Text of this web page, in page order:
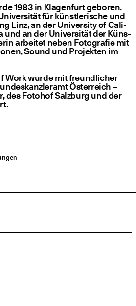
1983 in Kla­gen­furt gebo­ren.
für künst­le­ri­sche und
Linz, an der Uni­ver­si­ty of Cali­
und an der Uni­ver­si­tät der Küns­
arbei­tet neben Foto­gra­fie mit
Sound und Pro­jek­ten im
Work wur­de mit freund­li­cher
Öster­reich –
des Foto­hof Salz­burg und der